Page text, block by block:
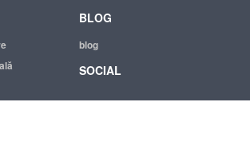
BLOG
blog
SOCIAL